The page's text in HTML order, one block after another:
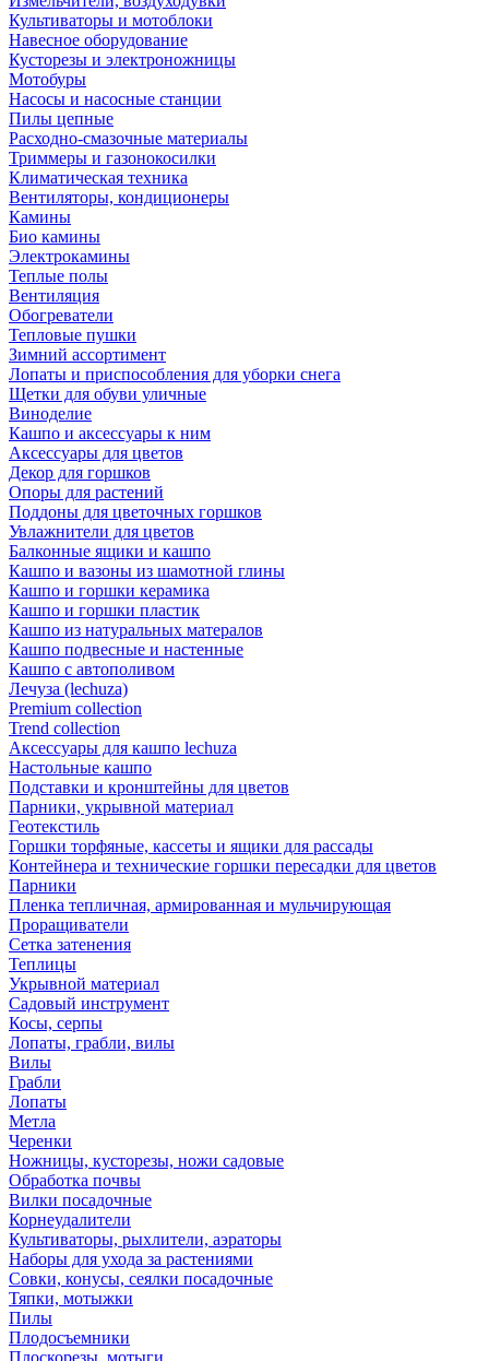
Культиваторы и мотоблоки
Навесное оборудование
Кусторезы и электроножницы
Мотобуры
Насосы и насосные станции
Пилы цепные
Расходно-смазочные материалы
Триммеры и газонокосилки
Климатическая техника
Вентиляторы, кондиционеры
Камины
Био камины
Электрокамины
Теплые полы
Вентиляция
Обогреватели
Тепловые пушки
Зимний ассортимент
Лопаты и приспособления для уборки снега
Щетки для обуви уличные
Виноделие
Кашпо и аксессуары к ним
Аксессуары для цветов
Декор для горшков
Опоры для растений
Поддоны для цветочных горшков
Увлажнители для цветов
Балконные ящики и кашпо
Кашпо и вазоны из шамотной глины
Кашпо и горшки керамика
Кашпо и горшки пластик
Кашпо из натуральных матералов
Кашпо подвесные и настенные
Кашпо с автополивом
Лечуза (lechuza)
Premium collection
Trend collection
Аксессуары для кашпо lechuza
Настольные кашпо
Подставки и кронштейны для цветов
Парники, укрывной материал
Геотекстиль
Горшки торфяные, кассеты и ящики для рассады
Контейнера и технические горшки пересадки для цветов
Парники
Пленка тепличная, армированная и мульчирующая
Проращиватели
Сетка затенения
Теплицы
Укрывной материал
Садовый инструмент
Косы, серпы
Лопаты, грабли, вилы
Вилы
Грабли
Лопаты
Метла
Черенки
Ножницы, кусторезы, ножи садовые
Обработка почвы
Вилки посадочные
Корнеудалители
Культиваторы, рыхлители, аэраторы
Наборы для ухода за растениями
Совки, конусы, сеялки посадочные
Тяпки, мотыжки
Пилы
Плодосъемники
Плоскорезы, мотыги